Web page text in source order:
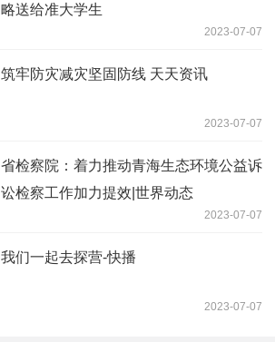
略送给准大学生
2023-07-07
筑牢防灾减灾坚固防线 天天资讯
2023-07-07
省检察院：着力推动青海生态环境公益诉
讼检察工作加力提效|世界动态
2023-07-07
我们一起去探营-快播
2023-07-07